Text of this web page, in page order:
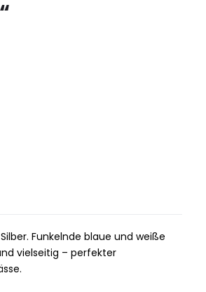
Funkelnde blaue und weiße
vielseitig – perfekter